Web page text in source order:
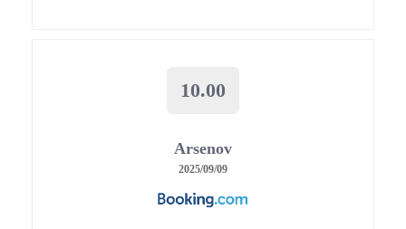
10.00
Arsenov
2025/09/09